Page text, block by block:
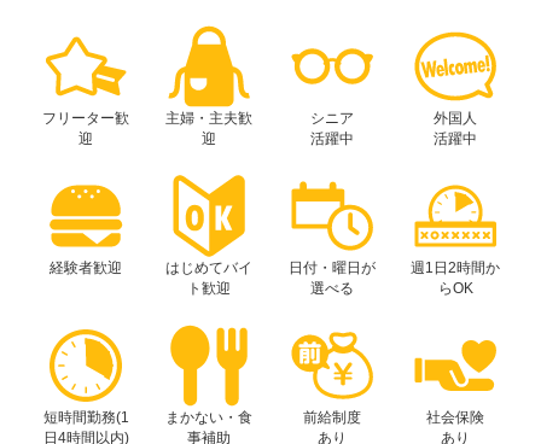
フリーター歓
迎
主婦・主夫歓
迎
シニア
活躍中
外国人
活躍中
経験者歓迎
はじめてバイ
ト歓迎
日付・曜日が
選べる
週1日2時間か
らOK
短時間勤務(1
日4時間以内)
まかない・食
事補助
前給制度
あり
社会保険
あり